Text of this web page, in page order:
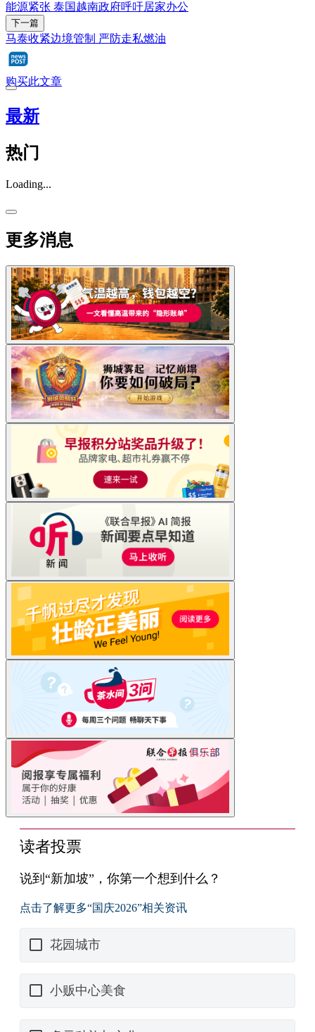
能源紧张 泰国越南政府呼吁居家办公
下一篇
马泰收紧边境管制 严防走私燃油
购买此文章
最新
热门
Loading...
更多消息